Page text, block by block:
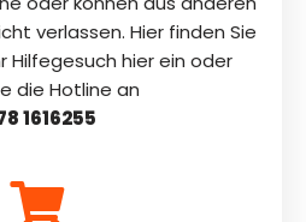
verlassen. Hier finden Sie
Hilfegesuch hier ein oder
die Hotline an
1616255